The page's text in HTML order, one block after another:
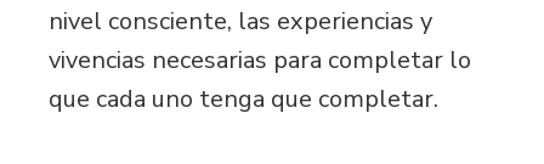
nivel consciente, las experiencias y
vivencias necesarias para completar lo
que cada uno tenga que completar.